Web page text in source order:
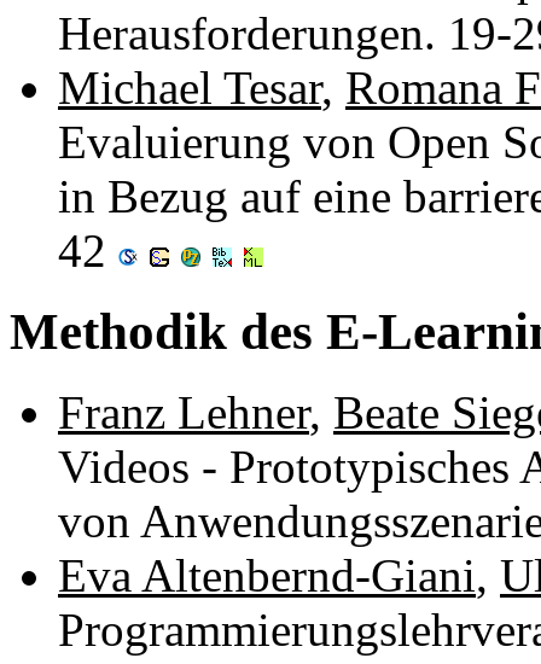
Herausforderungen. 19-
Michael Tesar, Romana
Evaluierung von Open
in Bezug auf eine
42
Methodik des E-
Franz Lehner, Beate
Videos - Prototypisches
von
Eva Altenbernd-Giani,